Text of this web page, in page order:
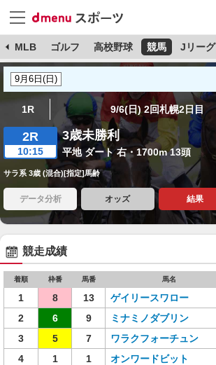
MLB ゴルフ 高校野球 競馬 Jリーグ
1R 9/6(日) 2回札幌2日目
2R
10:15
3歳未勝利
平地 ダート 右・1700m 13頭
サラ系 3歳 (混合)[指定]馬齢
データ分析 オッズ 結果
競走成績
着順 枠番 馬番 馬名
1 8 13 ゲイリースワロー
2
6 9 ミナミノダブリン
3
5 7 ワラクフォーチュン
4
1 1 オンワードビット